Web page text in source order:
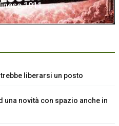
1911
liberarsi un posto
una novità con spazio anche in